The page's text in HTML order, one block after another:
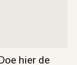
hier de